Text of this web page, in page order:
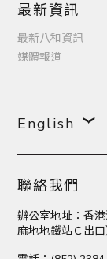
最新資訊
最新八和資訊
媒體報道
English
聯絡我們
辦公室地址：香
麻地地鐵站Ｃ出口